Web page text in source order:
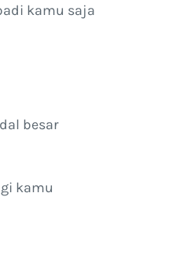
kamu saja
besar
kamu